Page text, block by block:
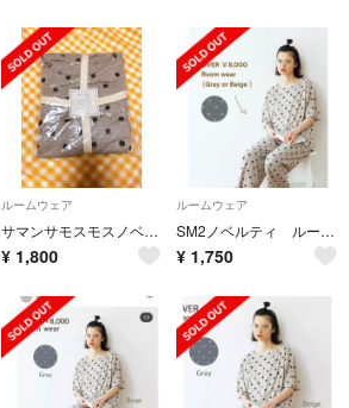
ルームウェア
サマンサモスモスノベルティルームウェア
¥ 1,800
ルームウェア
SM2ノベルティ ルームウェア（ベージュ）
¥ 1,750